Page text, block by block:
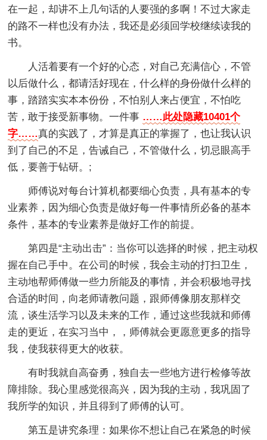
在一起，却讲不上几句话的人要强的多啊！不过大家走
的路不一样也没有办法，我还是必须回学校继续读我的
书。
人活着要有一个好的心态，对自己充满信心，不管
以后做什么，都请活好现在，什么样的身份做什么样的
事，踏踏实实本本份份，不怕别人来占便宜，不怕吃
苦，敢于接受新事物。一件事 ……此处隐藏10401个
字……真的实践了，才算是真正的掌握了，也让我认识
到了自己的不足，告诫自己，不管做什么，切忌眼高手
低，要善于钻研。;
师傅说对每台计算机都要细心负责，具有基本的专
业素养，因为细心负责是做好每一件事情所必备的基本
条件，基本的专业素养是做好工作的前提。
第四是“主动出击”：当你可以选择的时候，把主动权
握在自己手中。在公司的时候，我会主动的打扫卫生，
主动地帮师傅做一些力所能及的事情，并会积极地寻找
合适的时间，向老师请教问题，跟师傅像朋友那样交
流，谈生活学习以及未来的工作，通过这些我就和师傅
走的更近，在实习当中，，师傅就会更愿意更多的指导
我，使我获得更大的收获。
有时我就自高奋勇，独自去一些地方进行检修等故
障排除。我心里感觉很高兴，因为我的主动，我巩固了
我所学的知识，并且得到了师傅的认可。
第五是讲究条理：如果你不想让自己在紧急的时候